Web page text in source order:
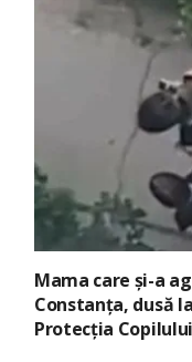
Mama care și-a
Constanța, dusă
Protecția